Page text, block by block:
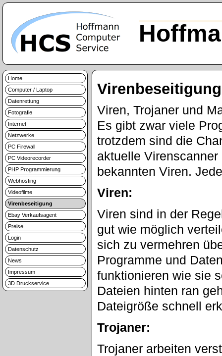
Home
Computer / Laptop
Datenrettung
Fotografie
Internet
Netzwerke
PC Firewall
PC Videorecorder
PHP Programmierung
Webhosting
Videofilme
Virenbeseitigung
Ebay Verkaufsagent
Preise
Login
Datenschutz
News
Impressum
3D Druckservice
Viren, Trojaner und
Es gibt zwar viele
trotzdem sind die
aktuelle
bekannten Viren.
Viren:
Viren sind in der
gut wie möglich
sich zu vermehren
Programme und
funktionieren wie sie
Dateien hinten ran
Dateigröße schnell
Trojaner:
Trojaner arbeiten